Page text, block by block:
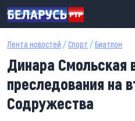
Перейти к основному содержанию
Лента новостей / Спорт / Биатлон
Динара Смольская
преследования на
Содружества